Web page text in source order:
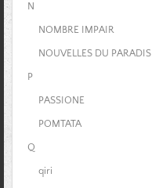
N
NOMBRE IMPAIR
NOUVELLES DU PARADIS
P
PASSIONE
POMTATA
Q
qiri